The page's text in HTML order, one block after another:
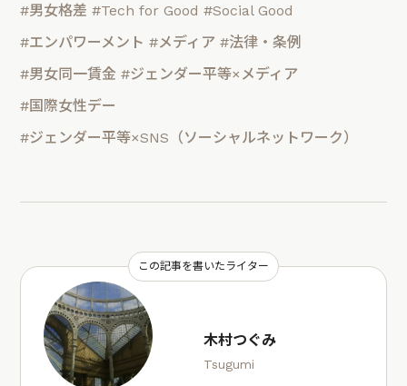
#男女格差 #Tech for Good #Social Good
#エンパワーメント #メディア #法律・条例
#男女同一賃金 #ジェンダー平等×メディア
#国際女性デー
#ジェンダー平等×SNS（ソーシャルネットワーク）
この記事を書いたライター
木村つぐみ
Tsugumi